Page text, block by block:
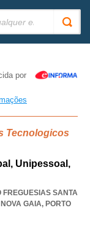
por
Tecnologicos
Unipessoal,
FREGUESIAS SANTA
GAIA, PORTO